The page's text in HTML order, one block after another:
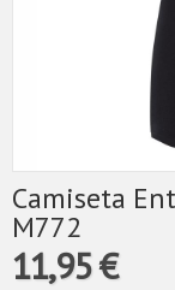
Camiseta
M772
11,95 €